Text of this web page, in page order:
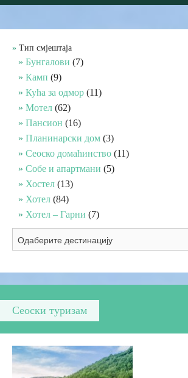
Планински туризам
Бањски туризам
Вјерски туризам
Авантура
Еко туризам
Културни туризам
Гастрономија
Лов и риболов
Омладински туризам
Тип смјештаја
Бунгалови (7)
Камп (9)
Кућа за одмор (11)
Мотел (62)
Пансион (16)
Планинарски дом (3)
Сеоско домаћинство (11)
Собе и апартмани (5)
Хостел (13)
Хотел (84)
Хотел – Гарни (7)
Сеоски туризам